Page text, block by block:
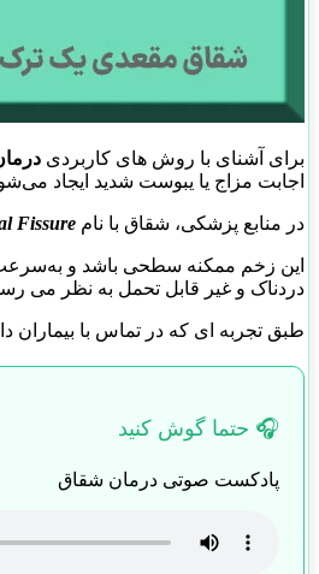
برای آشنای با روش های کاربردی
اجابت مزاج یا یبوست شدید ایجاد
در منابع پزشکی، شقاق با نام Fissure
این زخم ممکنه سطحی باشد و
دردناک و غیر قابل تحمل به نظر می
طبق تجربه ای که در تماس با بیماران
🎧 حتما گوش کنید
پادکست صوتی درمان شقاق